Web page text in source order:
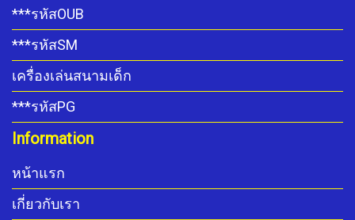
***รหัสOUB
***รหัสSM
เครื่องเล่นสนามเด็ก
***รหัสPG
Information
หน้าแรก
เกี่ยวกับเรา